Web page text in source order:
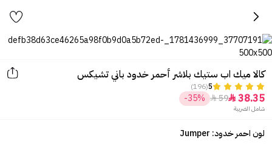
كالا ميك اب ستيك بلاشر أحمر خدود باني تشيكس
5
(196)
38.35

59

-35%
شامل الضريبة
لون احمر خدود: Jumper